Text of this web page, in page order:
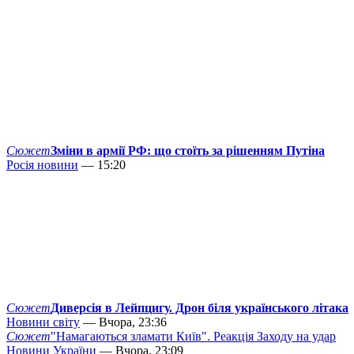
СюжетЗміни в армії РФ: що стоїть за рішенням Путіна
Росія новини — 15:20
СюжетДиверсія в Лейпцигу. Дрон біля українського літака
Новини світу — Вчора, 23:36
Сюжет"Намагаються зламати Київ". Реакція Заходу на удар
Новини України — Вчора, 23:09